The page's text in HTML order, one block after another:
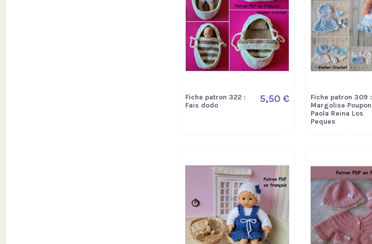
Fiche patron 322 :
Fais dodo
5,50 €
Fiche patron 309 :
Margolise Poupon
Paola Reina Los
Peques